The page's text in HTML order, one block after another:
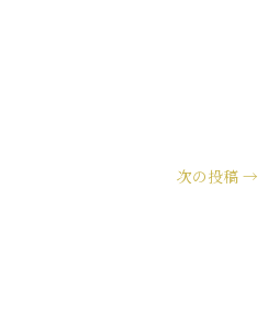
次の投稿 →